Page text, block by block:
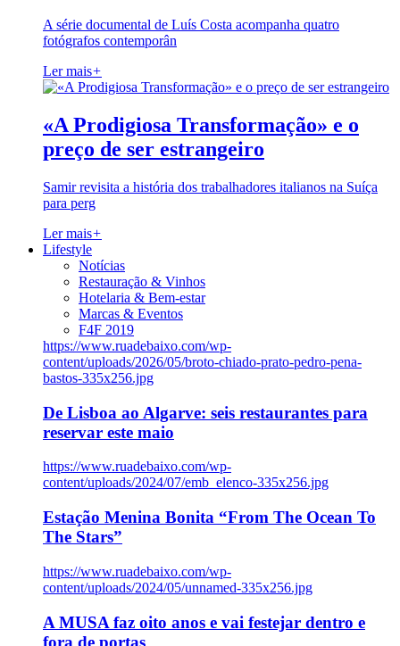
A série documental de Luís Costa acompanha quatro
fotógrafos contemporân
Ler mais+
«A Prodigiosa Transformação» e o
preço de ser estrangeiro
Samir revisita a história dos trabalhadores italianos na Suíça
para perg
Ler mais+
Lifestyle
Notícias
Restauração & Vinhos
Hotelaria & Bem-estar
Marcas & Eventos
F4F 2019
https://www.ruadebaixo.com/wp-
content/uploads/2026/05/broto-chiado-prato-pedro-pena-
bastos-335x256.jpg
De Lisboa ao Algarve: seis restaurantes para
reservar este maio
https://www.ruadebaixo.com/wp-
content/uploads/2024/07/emb_elenco-335x256.jpg
Estação Menina Bonita “From The Ocean To
The Stars”
https://www.ruadebaixo.com/wp-
content/uploads/2024/05/unnamed-335x256.jpg
A MUSA faz oito anos e vai festejar dentro e
fora de portas